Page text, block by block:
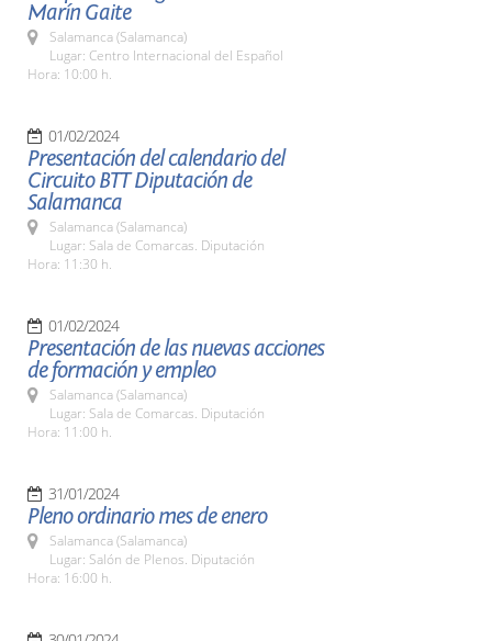
Marín Gaite
Salamanca (Salamanca)
Lugar: Centro Internacional del Español
Hora: 10:00 h.
01/02/2024
Presentación del calendario del
Circuito BTT Diputación de
Salamanca
Salamanca (Salamanca)
Lugar: Sala de Comarcas. Diputación
Hora: 11:30 h.
01/02/2024
Presentación de las nuevas acciones
de formación y empleo
Salamanca (Salamanca)
Lugar: Sala de Comarcas. Diputación
Hora: 11:00 h.
31/01/2024
Pleno ordinario mes de enero
Salamanca (Salamanca)
Lugar: Salón de Plenos. Diputación
Hora: 16:00 h.